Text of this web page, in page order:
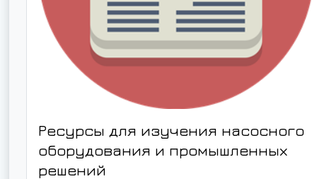
Ресурсы для изучения насосного
оборудования и промышленных
решений